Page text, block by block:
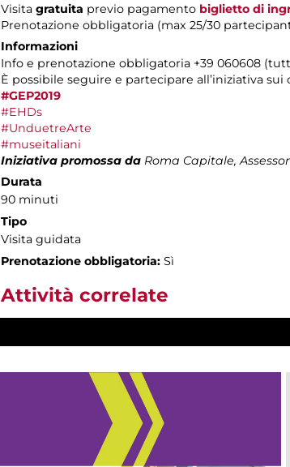
Visita gratuita previo pagamento biglietto di
Prenotazione obbligatoria (max 25/30
Informazioni
Info e prenotazione obbligatoria +39 060608
È possibile seguire e partecipare all’iniziativa sui
#GEP2019
#EHDs
#UnduetreArte
#museitaliani
Iniziativa promossa da Roma Capitale,
Durata
90 minuti
Tipo
Visita guidata
Prenotazione obbligatoria: Sì
Attività correlate